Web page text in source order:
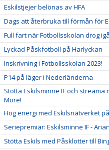
Eskilstjejer belönas av HFA
Dags att återbruka till förmån för
Full fart när Fotbollsskolan drog
Lyckad Påskfotboll på Harlyckan
Inskrivning i Fotbollsskolan 2023!
P14 på läger i Nederländerna
Stötta Eskilsminne IF och streama
More!
Hög energi med Eskilsnätverket
Seriepremiär: Eskilsminne IF -
Stötta Eskils med Påsklotter till